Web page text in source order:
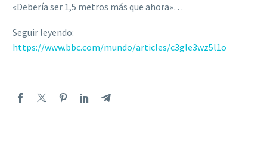
«Debería ser 1,5 metros más que ahora»…
Seguir leyendo:
https://www.bbc.com/mundo/articles/c3gle3wz5l1o